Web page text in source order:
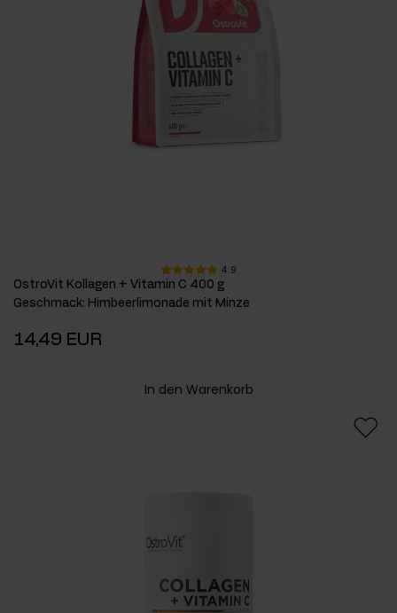
4.9
OstroVit Kollagen + Vitamin C 400 g
Geschmack: Himbeerlimonade mit Minze
14,49 EUR
In den Warenkorb